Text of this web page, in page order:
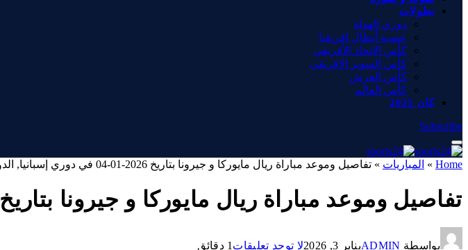
بطولات
دوري الهواة
عصبة أبطال إفريقيا
كأس الاتحاد الأفريقي
كأس السوبر الإفريقي
كأس العرش
كأس العالم
كان 2025
Subscribe
Home
» المباريات » تفاصيل وموعد مباراة ريال مايوركا و جيرونا بتاريخ 2026-01-04 في دوري إسبانيا, الدوري الإسباني
تفاصيل وموعد مباراة ريال مايوركا و جيرونا بتاريخ 2026-01-04 في دوري إسبانيا, الدوري الإسباني
بواسطة ADMINيناير 3, 2026 لا توجد تعليقات 1 دقائق